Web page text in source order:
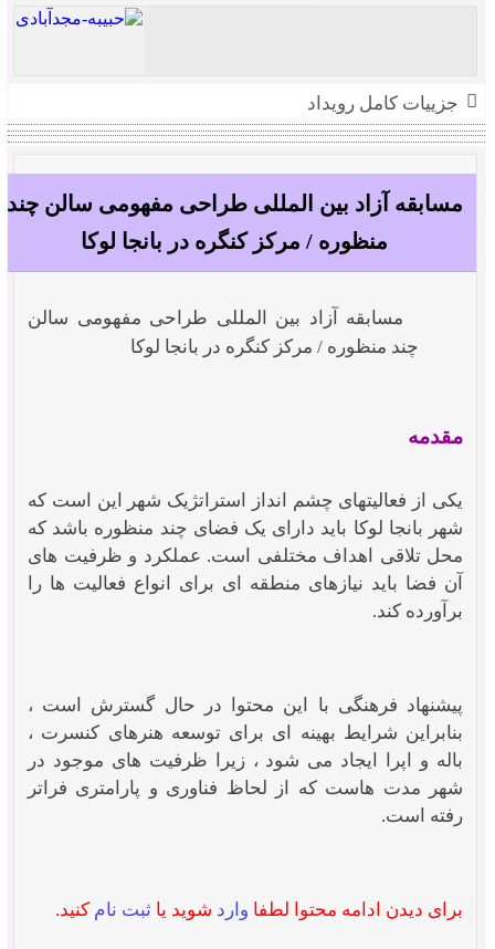
المان ورودی مرکز بین المللی خودرو جنوب
سردر دانشگاه سهند (رتبه سوم)
حبیبه مجدآبادیجزییات کامل رویداد
مسابقه آزاد بین المللی طراحی مفهومی سالن چند
منظوره / مرکز کنگره در بانجا لوکا
مسابقه آزاد بین المللی طراحی مفهومی سالن
چند منظوره / مرکز کنگره در بانجا لوکا
مقدمه
یکی از فعالیتهای چشم انداز استراتژیک شهر این است که
شهر بانجا لوکا باید دارای یک فضای چند منظوره باشد که
محل تلاقی اهداف مختلفی است. عملکرد و ظرفیت های
آن فضا باید نیازهای منطقه ای برای انواع فعالیت ها را
برآورده کند.
پیشنهاد فرهنگی با این محتوا در حال گسترش است ،
بنابراین شرایط بهینه ای برای توسعه هنرهای کنسرت ،
باله و اپرا ایجاد می شود ، زیرا ظرفیت های موجود در
شهر مدت هاست که از لحاظ فناوری و پارامتری فراتر
رفته است.
برای دیدن ادامه محتوا لطفا وارد شوید یا ثبت نام کنید.